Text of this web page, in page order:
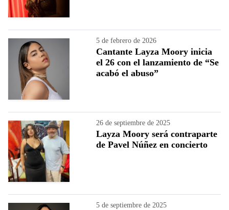
5 de febrero de 2026
Cantante Layza Moory inicia
el 26 con el lanzamiento de “Se
acabó el abuso”
26 de septiembre de 2025
Layza Moory será contraparte
de Pavel Núñez en concierto
5 de septiembre de 2025